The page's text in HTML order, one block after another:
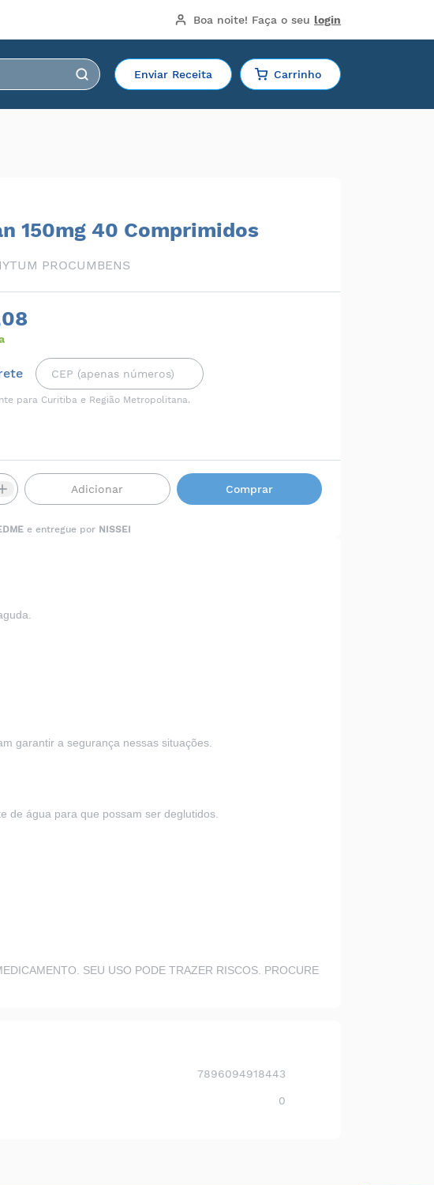
Boa noite! Faça o seu login
Enviar Receita Carrinho
150mg 40 Comprimidos
PROCUMBENS
para Curitiba e Região Metropolitana.
Adicionar Comprar
e entregue por NISSEI
garantir a segurança nessas situações.
de água para que possam ser deglutidos.
SEU USO PODE TRAZER RISCOS. PROCURE
7896094918443
0